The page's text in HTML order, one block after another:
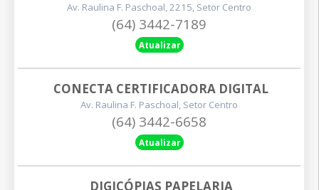
Av. Raulina F. Paschoal, 2215, Setor Centro
(64) 3442-7189
Atualizar
CONECTA CERTIFICADORA DIGITAL
Av. Raulina F. Paschoal, Setor Centro
(64) 3442-6658
Atualizar
DIGICÓPIAS PAPELARIA